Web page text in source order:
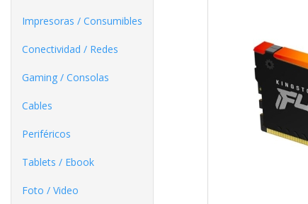
Impresoras / Consumibles
Conectividad / Redes
Gaming / Consolas
Cables
Periféricos
Tablets / Ebook
Foto / Video